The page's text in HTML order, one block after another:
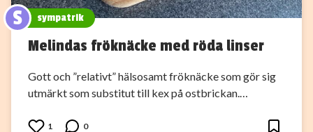
S sympatrik
Melindas fröknäcke med röda linser
Gott och ”relativt” hälsosamt fröknäcke som gör sig
utmärkt som substitut till kex på ostbrickan.…
1 0